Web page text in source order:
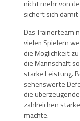
nicht mehr von
sichert sich
Das Trainerteam
vielen Spielern
die Möglichkeit
die Mannschaft
starke Leistung.
sehenswerte
die
zahlreichen
machte.